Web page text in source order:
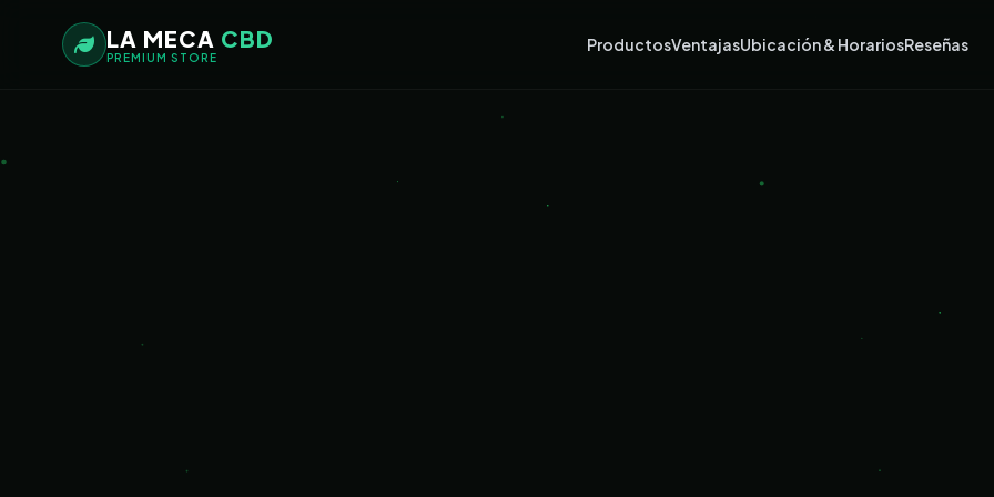
LA MECA CBD
PREMIUM STORE
ProductosVentajasUbicación & HorariosReseñas